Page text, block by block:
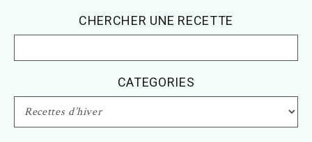
CHERCHER UNE RECETTE
CATEGORIES
CATEGORIES